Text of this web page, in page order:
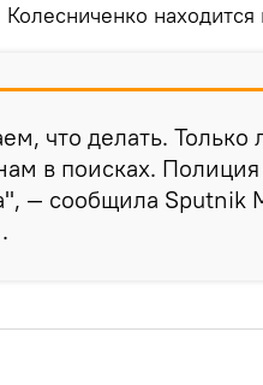
находится
что делать.
в поисках.
— сообщила Sputnik